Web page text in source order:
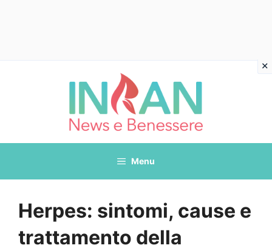
Menu
Herpes: sintomi, cause e
trattamento della